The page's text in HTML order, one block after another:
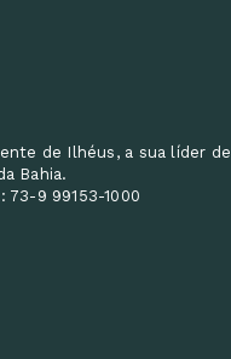
de Ilhéus, a sua líder de
Bahia.
73-9 99153-1000